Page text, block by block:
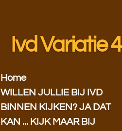
Ivd Variatie 4
Home
WILLEN JULLIE BIJ IVD
BINNEN KIJKEN? JA DAT
KAN ... KIJK MAAR BIJ